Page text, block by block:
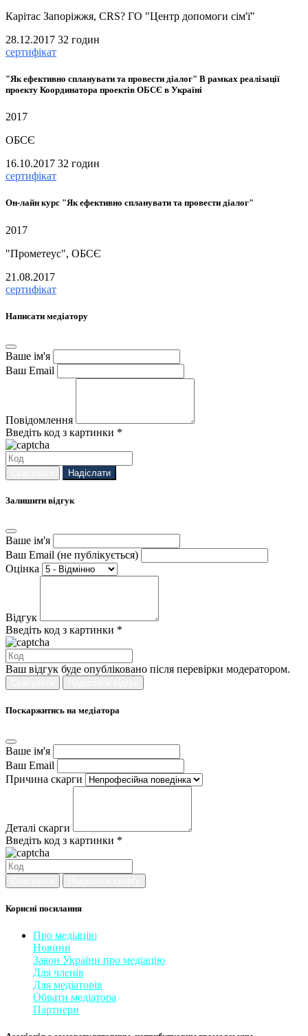
Карітас Запоріжжя, CRS? ГО "Центр допомоги сім'ї"
28.12.2017 32 годин
сертифікат
"Як ефективно спланувати та провести діалог" В рамках реалізації
проекту Координатора проектів ОБСЄ в Україні
2017
ОБСЄ
16.10.2017 32 годин
сертифікат
Он-лайн курс "Як ефективно спланувати та провести діалог"
2017
"Прометеус", ОБСЄ
21.08.2017
сертифікат
Написати медіатору
Ваше ім'я
Ваш Email
Повідомлення
Введіть код з картинки *
Надіслати
Залишити відгук
Ваше ім'я
Ваш Email (не публікується)
Оцінка
Відгук
Введіть код з картинки *
Ваш відгук буде опубліковано після перевірки модератором.
Поскаржитись на медіатора
Ваше ім'я
Ваш Email
Причина скарги
Деталі скарги
Введіть код з картинки *
Корисні посилання
Про медіацію
Новини
Закон України про медіаці​ю
Для членів
Для медіаторів
Обрати медіатора
Партнери